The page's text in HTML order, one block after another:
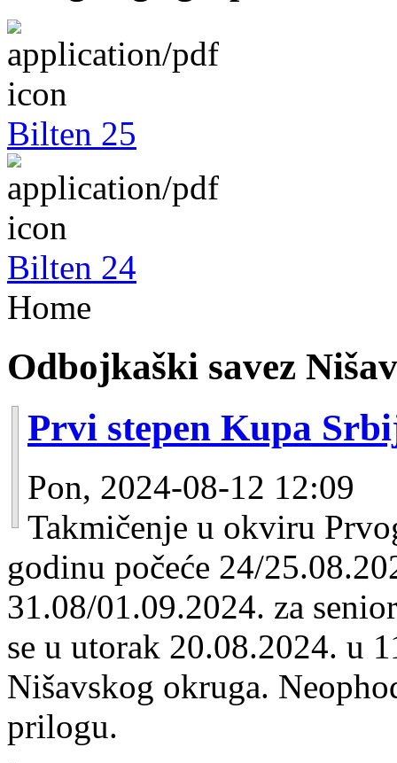
Bilten 25
Bilten 24
Home
Odbojkaški savez
Prvi stepen Kupa
Pon, 2024-08-12 12:09
Takmičenje u okviru
godinu počeće 24/
31.08/01.09.2024. za
se u utorak 20.08.2024. u
Nišavskog okruga.
prilogu.